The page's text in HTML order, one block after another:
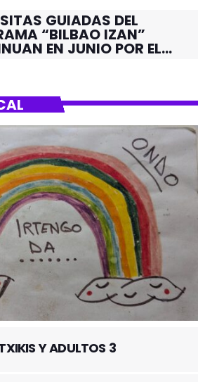
GUIADAS DEL
“BILBAO IZAN”
EN JUNIO POR EL
Y ADULTOS 3